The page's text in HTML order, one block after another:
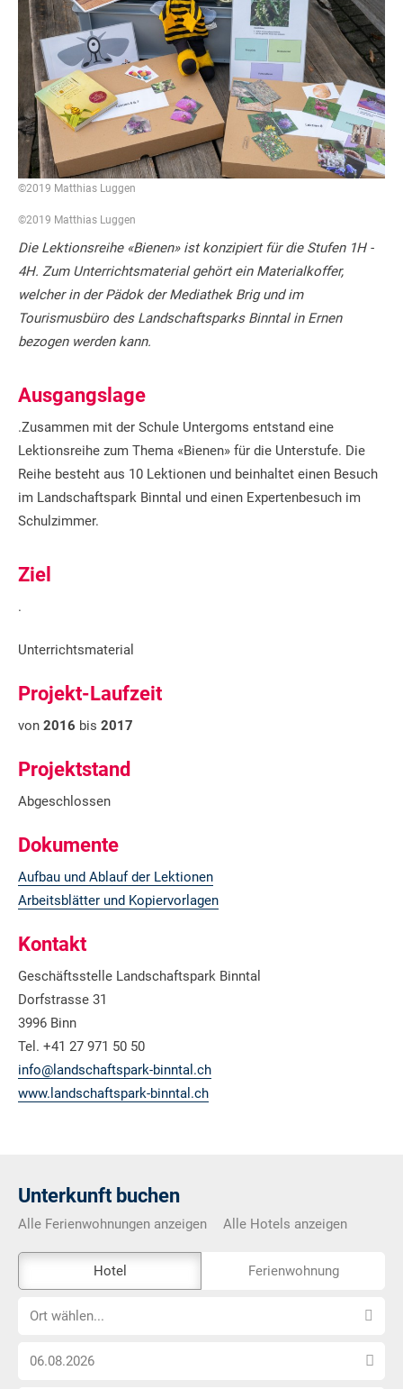
©2019 Matthias Luggen
©2019 Matthias Luggen
Die Lektionsreihe «Bienen» ist konzipiert für die Stufen 1H -
4H. Zum Unterrichtsmaterial gehört ein Materialkoffer,
welcher in der Pädok der Mediathek Brig und im
Tourismusbüro des Landschaftsparks Binntal in Ernen
bezogen werden kann.
Ausgangslage
.Zusammen mit der Schule Untergoms entstand eine
Lektionsreihe zum Thema «Bienen» für die Unterstufe. Die
Reihe besteht aus 10 Lektionen und beinhaltet einen Besuch
im Landschaftspark Binntal und einen Expertenbesuch im
Schulzimmer.
Ziel
.
Unterrichtsmaterial
Projekt-Laufzeit
von 2016 bis 2017
Projektstand
Abgeschlossen
Dokumente
Aufbau und Ablauf der Lektionen
Arbeitsblätter und Kopiervorlagen
Kontakt
Geschäftsstelle Landschaftspark Binntal
Dorfstrasse 31
3996 Binn
Tel. +41 27 971 50 50
info@landschaftspark-binntal.ch
www.landschaftspark-binntal.ch
Unterkunft buchen
Alle Ferienwohnungen anzeigen Alle Hotels anzeigen
Externe-
Buchungstool
nicht
Hotel Ferienwohnung
OrtOrt wählen...
Anreise